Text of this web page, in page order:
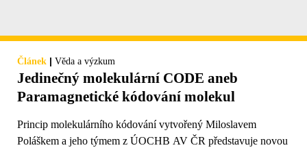
Článek | Věda a výzkum
Jedinečný molekulární CODE aneb
Paramagnetické kódování molekul
Princip molekulárního kódování vytvořený Miloslavem
Poláškem a jeho týmem z ÚOCHB AV ČR představuje novou